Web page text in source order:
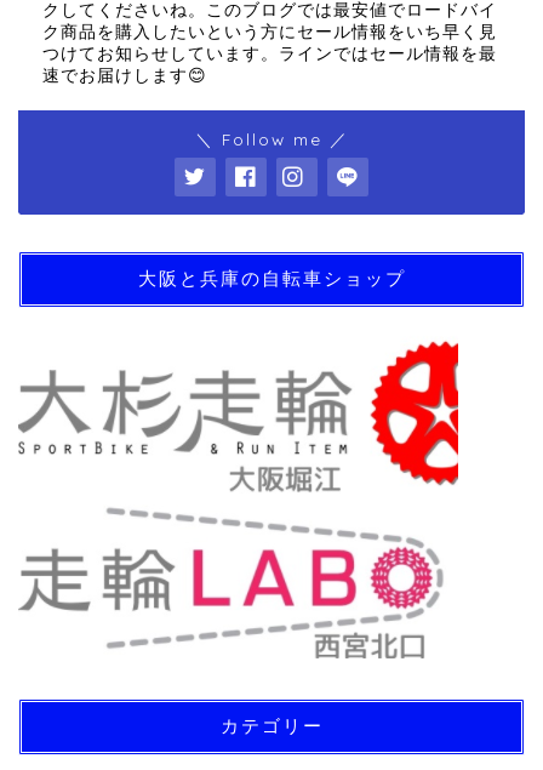
クしてくださいね。このブログでは最安値でロードバイ
ク商品を購入したいという方にセール情報をいち早く見
つけてお知らせしています。ラインではセール情報を最
速でお届けします😊
＼ Follow me ／
大阪と兵庫の自転車ショップ
カテゴリー